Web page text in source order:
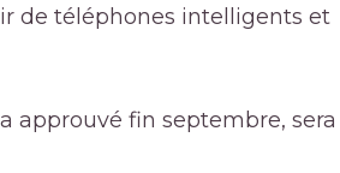
de téléphones intelligents et
approuvé fin septembre, sera